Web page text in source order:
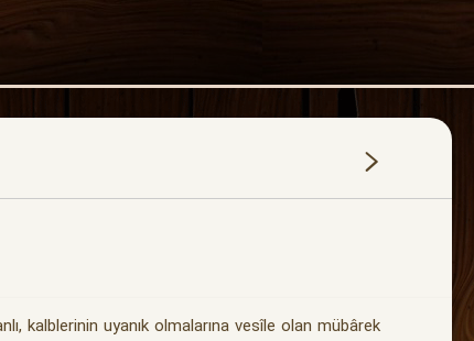
kalblerinin uyanık olmalarına vesîle olan mübârek